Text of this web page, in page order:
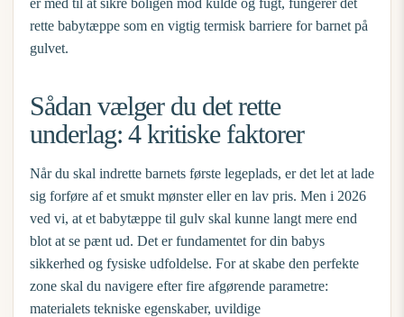
er med til at sikre boligen mod kulde og fugt, fungerer det
rette babytæppe som en vigtig termisk barriere for barnet på
gulvet.
Sådan vælger du det rette
underlag: 4 kritiske faktorer
Når du skal indrette barnets første legeplads, er det let at lade
sig forføre af et smukt mønster eller en lav pris. Men i 2026
ved vi, at et babytæppe til gulv skal kunne langt mere end
blot at se pænt ud. Det er fundamentet for din babys
sikkerhed og fysiske udfoldelse. For at skabe den perfekte
zone skal du navigere efter fire afgørende parametre:
materialets tekniske egenskaber, uvildige